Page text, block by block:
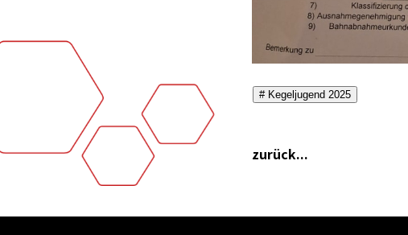
# Kegeljugend 2025
zurück...